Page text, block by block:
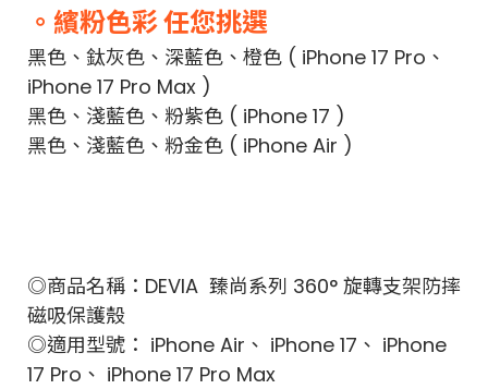
。繽粉色彩 任您挑選
黑色、鈦灰色、深藍色、橙色 ( iPhone 17 Pro、
iPhone 17 Pro Max )
黑色、淺藍色、粉紫色 ( iPhone 17 )
黑色、淺藍色、粉金色 ( iPhone Air )
◎商品名稱：DEVIA 臻尚系列 360° 旋轉支架防摔
磁吸保護殼
◎適用型號： iPhone Air、 iPhone 17、 iPhone
17 Pro、 iPhone 17 Pro Max